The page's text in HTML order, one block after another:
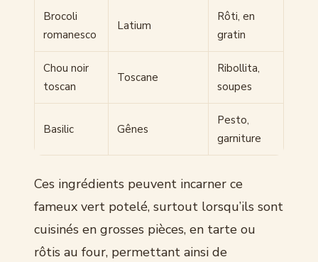
Brocoli
romanesco
Latium
Rôti, en
gratin
Chou noir
toscan
Toscane
Ribollita,
soupes
Basilic Gênes
Pesto,
garniture
Ces ingrédients peuvent incarner ce
fameux vert potelé, surtout lorsqu’ils sont
cuisinés en grosses pièces, en tarte ou
rôtis au four, permettant ainsi de